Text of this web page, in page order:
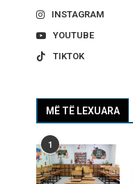
INSTAGRAM
YOUTUBE
TIKTOK
MË TË LEXUARA
1